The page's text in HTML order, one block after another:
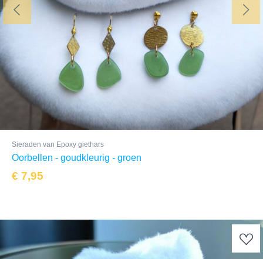
Sieraden van Epoxy giethars
Oorbellen - goudkleurig - groen
€ 7,95